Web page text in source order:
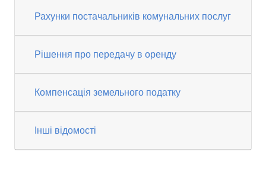
Рахунки постачальників комунальних послуг
Рішення про передачу в оренду
Компенсація земельного податку
Інші відомості